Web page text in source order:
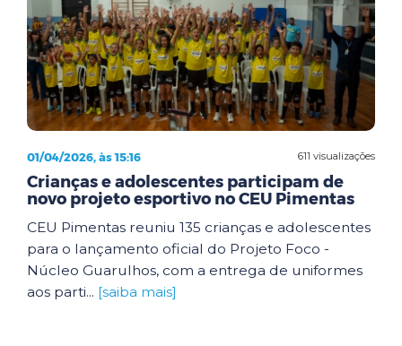
611 visualizações
01/04/2026, às 15:16
Crianças e adolescentes participam de
novo projeto esportivo no CEU Pimentas
CEU Pimentas reuniu 135 crianças e adolescentes
para o lançamento oficial do Projeto Foco -
Núcleo Guarulhos, com a entrega de uniformes
aos parti... [saiba mais]